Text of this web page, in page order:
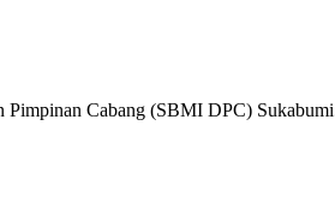
Cabang (SBMI DPC)